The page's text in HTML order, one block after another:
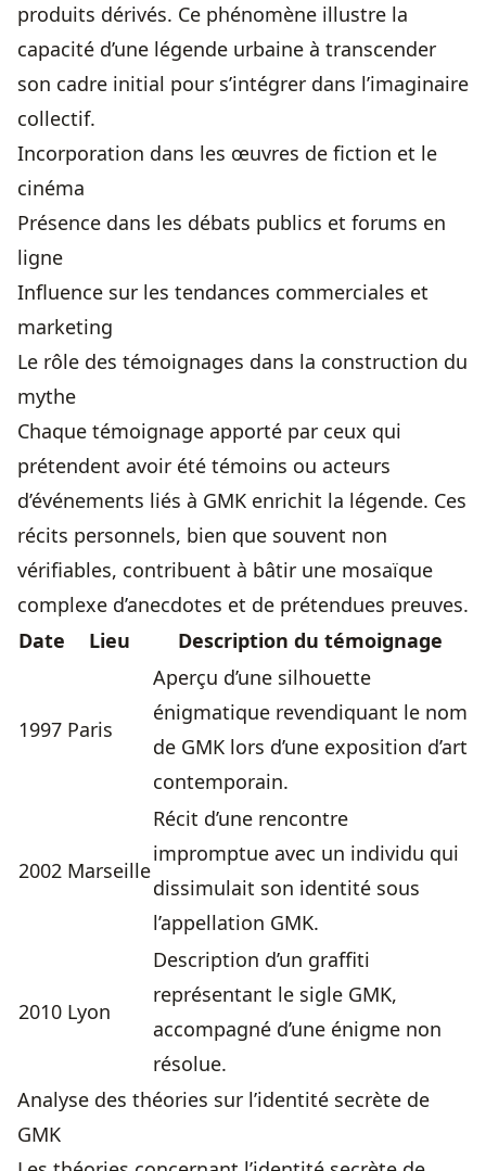
produits dérivés. Ce phénomène illustre la
capacité d’une légende urbaine à transcender
son cadre initial pour s’intégrer dans l’imaginaire
collectif.
Incorporation dans les œuvres de fiction et le
cinéma
Présence dans les débats publics et forums en
ligne
Influence sur les tendances commerciales et
marketing
Le rôle des témoignages dans la construction du
mythe
Chaque témoignage apporté par ceux qui
prétendent avoir été témoins ou acteurs
d’événements liés à GMK enrichit la légende. Ces
récits personnels, bien que souvent non
vérifiables, contribuent à bâtir une mosaïque
complexe d’anecdotes et de prétendues preuves.
Date
Lieu Description du témoignage
1997 Paris
Aperçu d’une silhouette
énigmatique revendiquant le nom
de GMK lors d’une exposition d’art
contemporain.
2002 Marseille
Récit d’une rencontre
impromptue avec un individu qui
dissimulait son identité sous
l’appellation GMK.
2010 Lyon
Description d’un graffiti
représentant le sigle GMK,
accompagné d’une énigme non
résolue.
Analyse des théories sur l’identité secrète de
GMK